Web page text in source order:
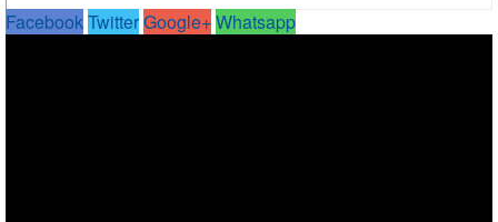
FacebookTwitterGoogle+Whatsapp